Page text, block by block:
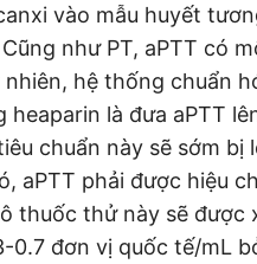
vào mẫu huyết
như PT, aPTT có
hệ thống chuẩn
heaparin là đưa aPTT
chuẩn này sẽ sớm
aPTT phải được hiệu
thuốc thử này sẽ
0.7 đơn vị quốc tế/mL